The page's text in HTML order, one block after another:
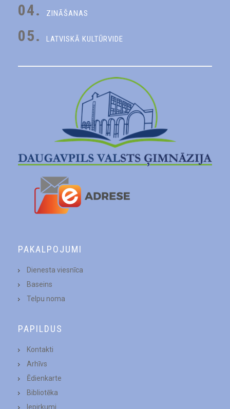
04. ZINĀŠANAS
05. LATVISKĀ KULTŪRVIDE
PAKALPOJUMI
Dienesta viesnīca
Baseins
Telpu noma
PAPILDUS
Kontakti
Arhīvs
Ēdienkarte
Bibliotēka
Iepirkumi